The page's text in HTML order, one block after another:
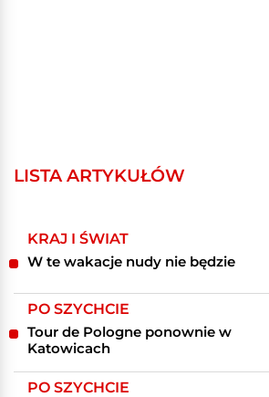
LISTA ARTYKUŁÓW
KRAJ I ŚWIAT
W te wakacje nudy nie będzie
PO SZYCHCIE
Tour de Pologne ponownie w
Katowicach
PO SZYCHCIE